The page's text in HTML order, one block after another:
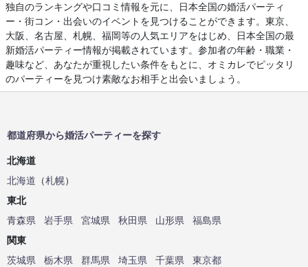
独自のランキングや口コミ情報を元に、日本全国の婚活パーティ
ー・街コン・出会いのイベントを見つけることができます。東京、
大阪、名古屋、札幌、福岡等の人気エリアをはじめ、日本全国の最
新婚活パーティー情報が掲載されています。参加者の年齢・職業・
趣味など、あなたが重視したい条件をもとに、オミカレでピッタリ
のパーティーを見つけ素敵なお相手と出会いましょう。
都道府県から婚活パーティーを探す
北海道
北海道 （札幌）
東北
青森県
岩手県 宮城県 秋田県 山形県
福島県
関東
茨城県
栃木県 群馬県 埼玉県 千葉県
東京都